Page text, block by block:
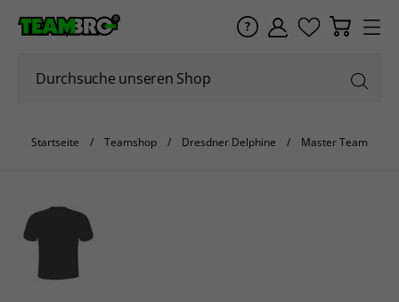
Startseite Teamshop Dresdner Delphine Master Team